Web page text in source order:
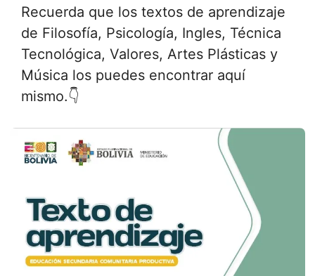
Recuerda que los textos de aprendizaje
de Filosofía, Psicología, Ingles, Técnica
Tecnológica, Valores, Artes Plásticas y
Música los puedes encontrar aquí
mismo.👇